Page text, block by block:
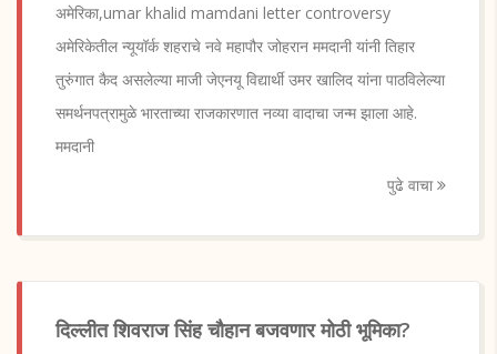
अमेरिका,umar khalid mamdani letter controversy
अमेरिकेतील न्यूयॉर्क शहराचे नवे महापौर जोहरान ममदानी यांनी तिहार
तुरुंगात कैद असलेल्या माजी जेएनयू विद्यार्थी उमर खालिद यांना पाठविलेल्या
समर्थनपत्रामुळे भारताच्या राजकारणात नव्या वादाचा जन्म झाला आहे.
ममदानी
पुढे वाचा
दिल्लीत शिवराज सिंह चौहान बजवणार मोठी भूमिका?